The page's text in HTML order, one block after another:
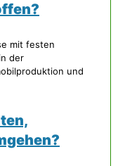
mit festen
der
und